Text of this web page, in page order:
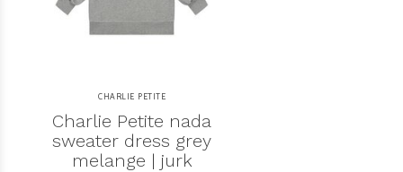
CHARLIE PETITE
Charlie Petite nada
sweater dress grey
melange | jurk